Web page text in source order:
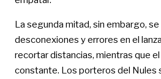
La segunda mitad, sin embargo,
desconexiones y errores en el
recortar distancias, mientras que
constante. Los porteros del Nules